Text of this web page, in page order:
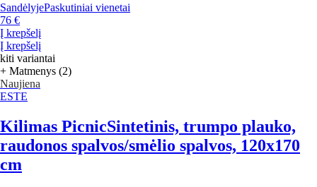
SandėlyjePaskutiniai vienetai
76 €
Į krepšelį
Į krepšelį
kiti variantai
+ Matmenys (2)
Naujiena
ESTE
Kilimas PicnicSintetinis, trumpo plauko,
raudonos spalvos/smėlio spalvos, 120x170
cm